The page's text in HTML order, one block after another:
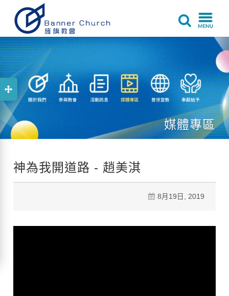
媒體專區
神為我開道路 - 趙美淇
8月19日, 2019